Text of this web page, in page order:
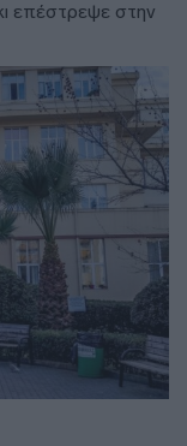
επέστρεψε στην